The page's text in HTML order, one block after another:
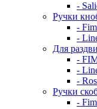
-
Ручки
-
-
Для
-
-
-
Ручки
-